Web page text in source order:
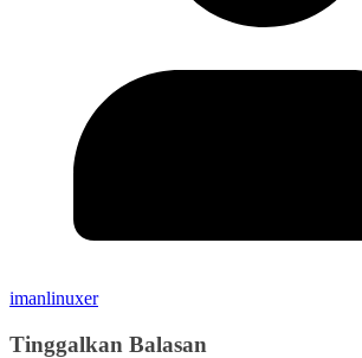
imanlinuxer
Tinggalkan Balasan